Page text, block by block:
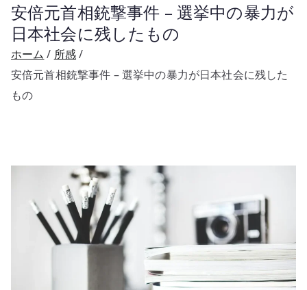
安倍元首相銃撃事件 – 選挙中の暴力が
日本社会に残したもの
ホーム
所感
安倍元首相銃撃事件 – 選挙中の暴力が日本社会に残した
もの